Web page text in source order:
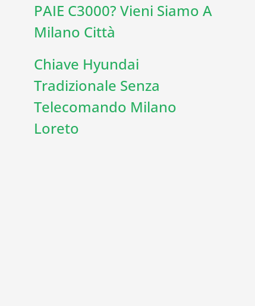
PAIE C3000? Vieni Siamo A
Milano Città
Chiave Hyundai
Tradizionale Senza
Telecomando Milano
Loreto